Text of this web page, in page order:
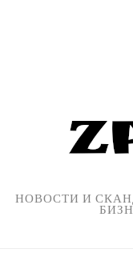
НОВОСТИ И